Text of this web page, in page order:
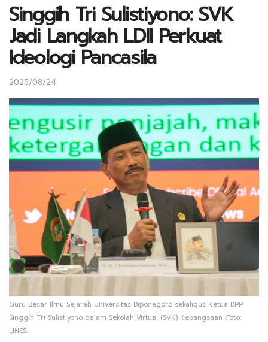
Singgih Tri Sulistiyono: SVK
Jadi Langkah LDII Perkuat
Ideologi Pancasila
2025/08/24
Guru Besar Ilmu Sejarah Universitas Diponegoro sekaligus Ketua DPP
Singgih Tri Sulistiyono dalam Sekolah Virtual (SVK) Kebangsaan. Foto:
LINES.